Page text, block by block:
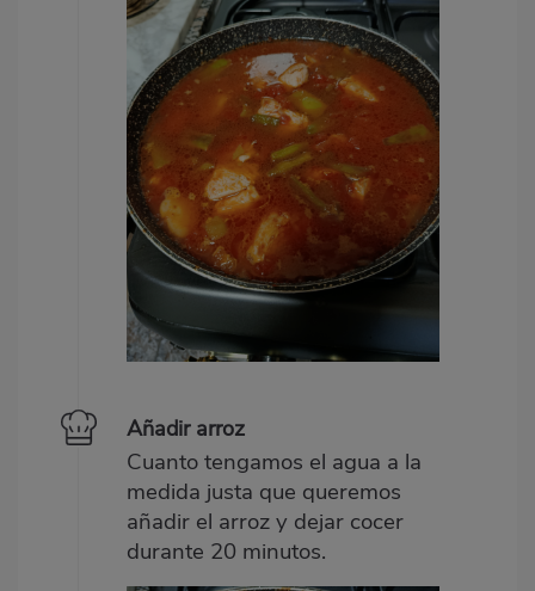
Añadir arroz
Cuanto tengamos el agua a la
medida justa que queremos
añadir el arroz y dejar cocer
durante 20 minutos.